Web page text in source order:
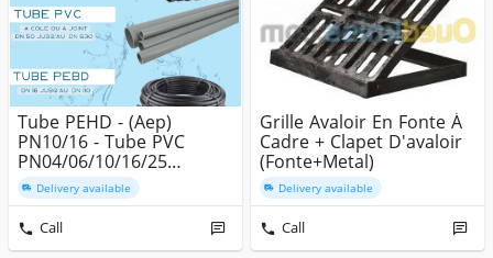
Tube PEHD - (Aep)
PN10/16 - Tube PVC
PN04/06/10/16/25
(Assainissement)...
Delivery available
Call
Grille Avaloir En Fonte À
Cadre + Clapet D'avaloir
(fonte+metal)
Delivery available
Call